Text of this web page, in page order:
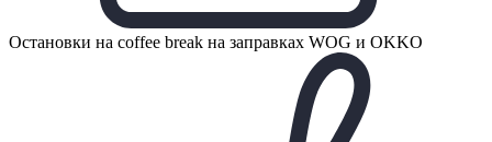
Остановки на coffee break на заправках WOG и OKKO